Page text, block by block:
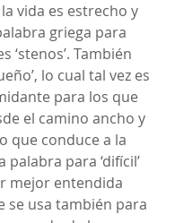
vida es estrecho y
griega para
‘stenos’. También
lo cual tal vez es
para los que
el camino ancho y
que conduce a la
palabra para ‘difícil’
mejor entendida
se usa también para